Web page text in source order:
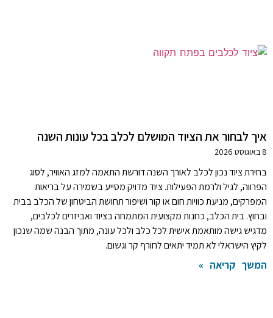
איך לבחור את הציוד המושלם לכלב בכל עונות השנה
8 באוגוסט 2026
בחירת ציוד נכון לכלב לאורך השנה דורשת התאמה למזג האוויר, לסוג
הפרווה, לגיל ולרמת הפעילות. ציוד מדויק מסייע בשמירה על בריאות
המפרקים, מניעת כוויות חום או קור ושיפור תחושת הביטחון של הכלב בבית
ובחוץ. בית הכלב, כחנות מקצועית המתמחה בציוד ואביזרים לכלבים,
מדגיש גישה מותאמת אישית לכל כלב ולכל עונה, מתוך הבנה שמה שנכון
לקיץ הישראלי לא תמיד יתאים לחורף קר וגשום.
המשך קריאה »